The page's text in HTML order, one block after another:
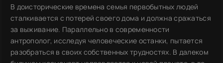
В доисторические времена семья первобытных людей
сталкивается с потерей своего дома и должна сражаться
за выживание. Параллельно в современности
антрополог, исследуя человеческие останки, пытается
разобраться в своих собственных трудностях. В далеком